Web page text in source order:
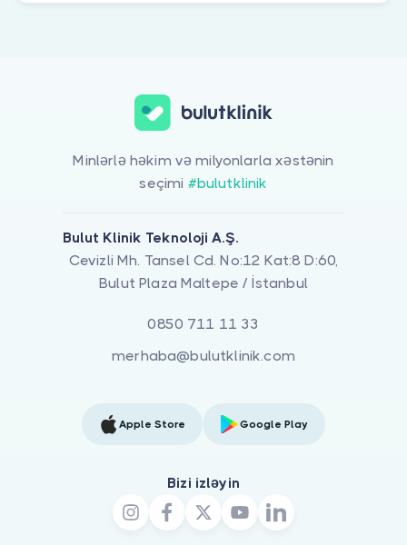
Minlərlə həkim və milyonlarla xəstənin
seçimi #bulutklinik
Bulut Klinik Teknoloji A.Ş.
Cevizli Mh. Tansel Cd. No:12 Kat:8 D:60,
Bulut Plaza Maltepe / İstanbul
0850 711 11 33
merhaba@bulutklinik.com
Apple Store Google Play
Bizi izləyin